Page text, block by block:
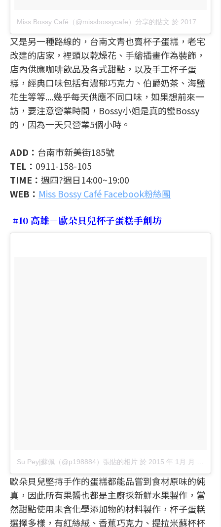
Miss Bossy Café（@missbossycafe）分享的貼文 於 2017 年 6月 月 15 12:18上午 PDT
又是另一種路線的，台南文青也賣杯子蛋糕，老宅
改建的店家，裡頭以乾燥花、手繪插畫作為裝飾，
店內供應咖啡飲品及各式甜點，以及手工杯子蛋
糕，經典口味包括有濃郁巧克力、伯爵奶茶、海鹽
花生等等....幾乎每天供應不同口味，如果想前來一
訪，要注意營業時間，Bossy小姐是真的蠻Bossy
的，因為一天只營業5個小時。
ADD： 台南市新美街185號
TEL： 0911-158-105
TIME： 週四?週日14:00~19:00
WEB： Miss Bossy Café Facebook粉絲團
#10 高雄－歐朵貝兒杯子蛋糕手創坊
Su Pey|蘇佩（@p198884）張貼的相片 於 2015 年 1月 月 29 1:30上午 PST
歐朵貝兒堅持手作的蛋糕都能品嘗到食材原味的純
真，因此所有果醬也都是主廚採新鮮水果製作，當
然甜點使用未含化學添加物的材料製作，杯子蛋糕
選擇多樣，有紅絲絨、香蕉巧克力、提拉米蘇杯杯